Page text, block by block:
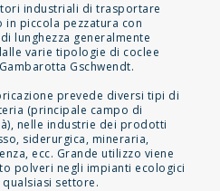
industriali di trasportare
piccola pezzatura con
lunghezza generalmente
varie tipologie di coclee
Gschwendt.
prevede diversi tipi di
(principale campo di
nelle industrie dei prodotti
siderurgica, mineraria,
ecc. Grande utilizzo viene
polveri negli impianti ecologici
settore.